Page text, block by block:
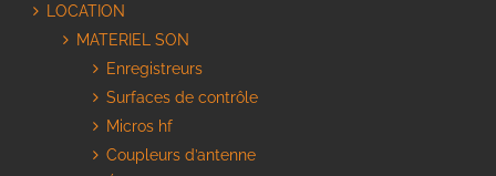
LOCATION
MATERIEL SON
Enregistreurs
Surfaces de contrôle
Micros hf
Coupleurs d’antenne